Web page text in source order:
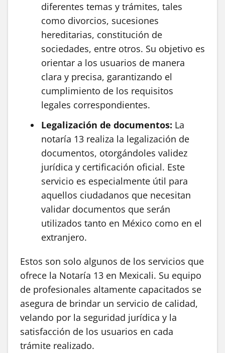
diferentes temas y trámites, tales
como divorcios, sucesiones
hereditarias, constitución de
sociedades, entre otros. Su objetivo es
orientar a los usuarios de manera
clara y precisa, garantizando el
cumplimiento de los requisitos
legales correspondientes.
Legalización de documentos: La
notaría 13 realiza la legalización de
documentos, otorgándoles validez
jurídica y certificación oficial. Este
servicio es especialmente útil para
aquellos ciudadanos que necesitan
validar documentos que serán
utilizados tanto en México como en el
extranjero.
Estos son solo algunos de los servicios que
ofrece la Notaría 13 en Mexicali. Su equipo
de profesionales altamente capacitados se
asegura de brindar un servicio de calidad,
velando por la seguridad jurídica y la
satisfacción de los usuarios en cada
trámite realizado.